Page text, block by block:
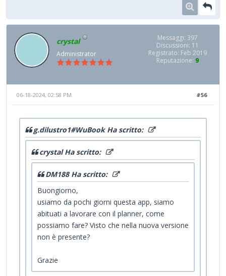
crystal
Administrator
Messaggi: 397
Discussioni: 11
Registrato: Feb 2019
Reputazione: 9
#56
06-18-2024, 02:58 PM
g.dilustro1#WuBook Ha scritto:
crystal Ha scritto:
DM188 Ha scritto:
Buongiorno,
usiamo da pochi giorni questa app, siamo
abituati a lavorare con il planner, come
possiamo fare? Visto che nella nuova versione
non è presente?
Grazie